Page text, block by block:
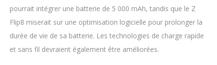
pourrait intégrer une batterie de 5 000 mAh, tandis que le Z
Flip8 miserait sur une optimisation logicielle pour prolonger la
durée de vie de sa batterie. Les technologies de charge rapide
et sans fil devraient également être améliorées.